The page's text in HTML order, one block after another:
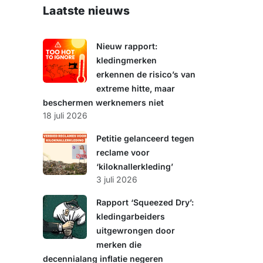
k
n
Laatste nieuws
Nieuw rapport:
kledingmerken
erkennen de risico’s van
extreme hitte, maar
beschermen werknemers niet
18 juli 2026
Petitie gelanceerd tegen
reclame voor
‘kiloknallerkleding’
3 juli 2026
Rapport ‘Squeezed Dry’:
kledingarbeiders
uitgewrongen door
merken die
decennialang inflatie negeren